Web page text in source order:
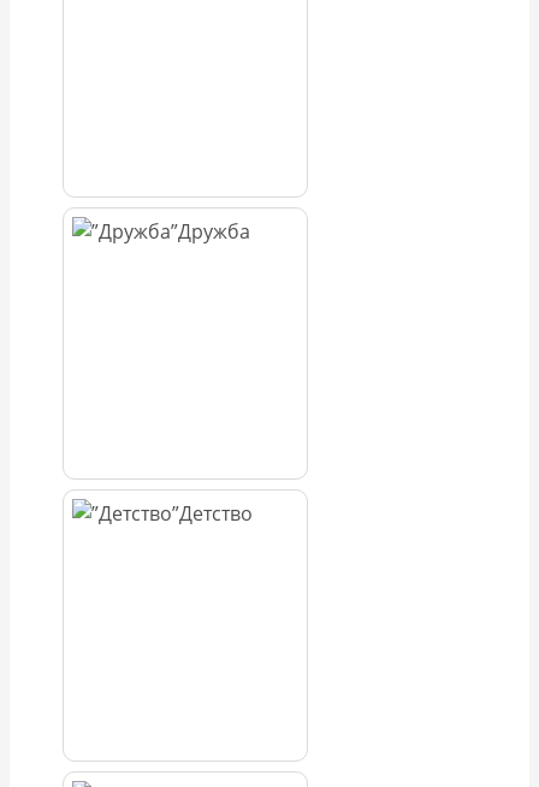
Дружба
Детство